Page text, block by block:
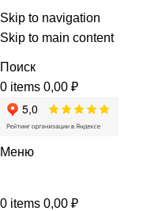
Skip to navigation
Skip to main content
Поиск
0 items 0,00 ₽
Меню
0 items 0,00 ₽